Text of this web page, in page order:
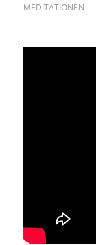
MEDITATIONEN